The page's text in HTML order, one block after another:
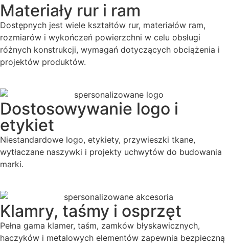
Materiały rur i ram
Dostępnych jest wiele kształtów rur, materiałów ram,
rozmiarów i wykończeń powierzchni w celu obsługi
różnych konstrukcji, wymagań dotyczących obciążenia i
projektów produktów.
Dostosowywanie logo i
etykiet
Niestandardowe logo, etykiety, przywieszki tkane,
wytłaczane naszywki i projekty uchwytów do budowania
marki.
Klamry, taśmy i osprzęt
Pełna gama klamer, taśm, zamków błyskawicznych,
haczyków i metalowych elementów zapewnia bezpieczną